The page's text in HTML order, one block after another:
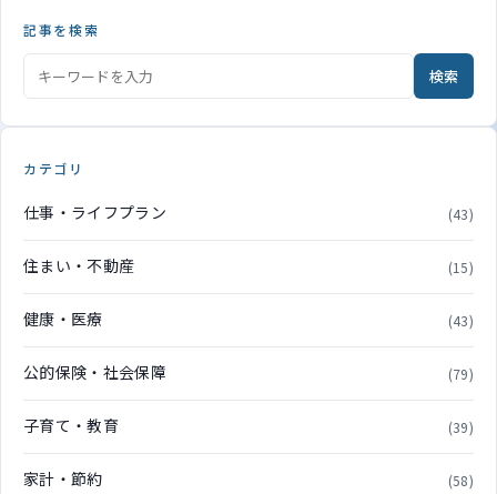
記事を検索
検索
カテゴリ
仕事・ライフプラン (43)
住まい・不動産 (15)
健康・医療 (43)
公的保険・社会保障 (79)
子育て・教育 (39)
家計・節約 (58)